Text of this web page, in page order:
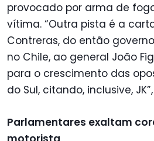
provocado por arma de
vítima. “Outra pista é a
Contreras, do então
no Chile, ao general João
para o crescimento das
do Sul, citando, inclusive,
Parlamentares exaltam